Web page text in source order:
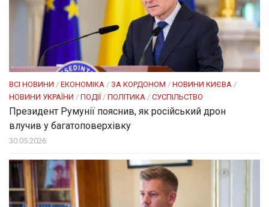
ВСІ НОВИНИ / ЕКОНОМІКА / ЗА КОРДОНОМ / НОВИНИ КИЄВА /
НОВИНИ УКРАЇНИ / ПОДІЇ/ ПОЛІТИКА / СУСПІЛЬСТВО
Президент Румунії пояснив, як російський дрон
влучив у багатоповерхівку
30.05.2026